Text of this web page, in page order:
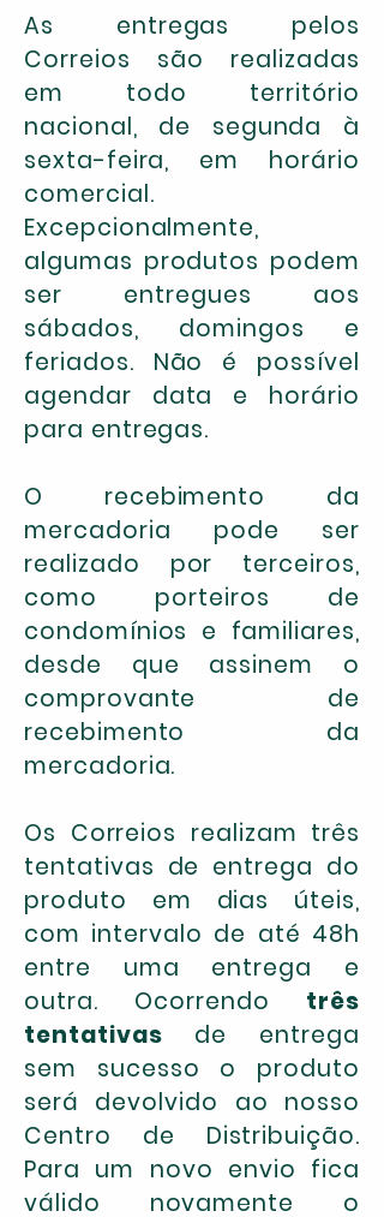
As entregas pelos
Correios são realizadas
em todo território
nacional, de segunda à
sexta-feira, em horário
comercial.
Excepcionalmente,
algumas produtos podem
ser entregues aos
sábados, domingos e
feriados. Não é possível
agendar data e horário
para entregas.
O recebimento da
mercadoria pode ser
realizado por terceiros,
como porteiros de
condomínios e familiares,
desde que assinem o
comprovante de
recebimento da
mercadoria.
Os Correios realizam três
tentativas de entrega do
produto em dias úteis,
com intervalo de até 48h
entre uma entrega e
outra. Ocorrendo três
tentativas de entrega
sem sucesso o produto
será devolvido ao nosso
Centro de Distribuição.
Para um novo envio fica
válido novamente o